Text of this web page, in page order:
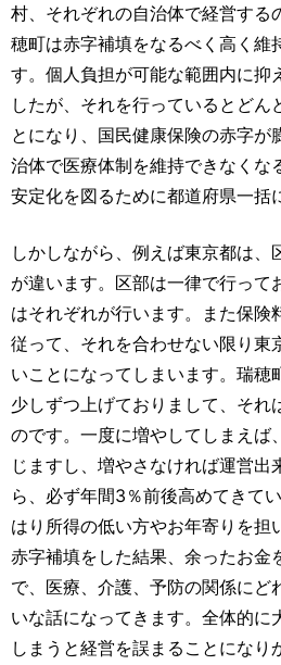
村、それぞれの自治体で経営する
穂町は赤字補填をなるべく高く維
す。個人負担が可能な範囲内に抑
したが、それを行っているとどん
とになり、国民健康保険の赤字が
治体で医療体制を維持できなくな
安定化を図るために都道府県一括
しかしながら、例えば東京都は、
が違います。区部は一律で行って
はそれぞれが行います。また保険
従って、それを合わせない限り東
いことになってしまいます。瑞穂
少しずつ上げておりまして、それ
のです。一度に増やしてしまえば
じますし、増やさなければ運営出
ら、必ず年間3％前後高めてきて
はり所得の低い方やお年寄りを担
赤字補填をした結果、余ったお金
で、医療、介護、予防の関係にど
いな話になってきます。全体的に
しまうと経営を誤まることになり